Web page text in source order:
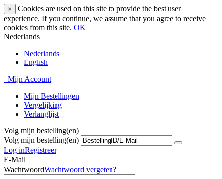
×
Cookies are used on this site to provide the best user
experience. If you continue, we assume that you agree to receive
cookies from this site. OK
Nederlands
Nederlands
English
Mijn Account
Mijn Bestellingen
Vergelijking
Verlanglijst
Volg mijn bestelling(en)
Volg mijn bestelling(en)
Log inRegistreer
E-Mail
WachtwoordWachtwoord vergeten?